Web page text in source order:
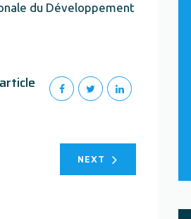
du Développement
NEXT